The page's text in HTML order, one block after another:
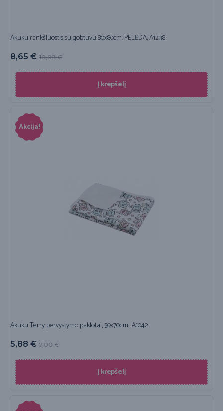
Akuku rankšluostis su gobtuvu 80x80cm. PELĖDA, A1238
10,08€
8,65 €
Į krepšelį
Akcija!
Akuku Terry pervystymo paklotai, 50x70cm., A1042
7,00€
5,88 €
Į krepšelį